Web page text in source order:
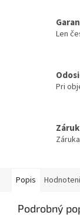
Len
Pri
Popis
Podrobný